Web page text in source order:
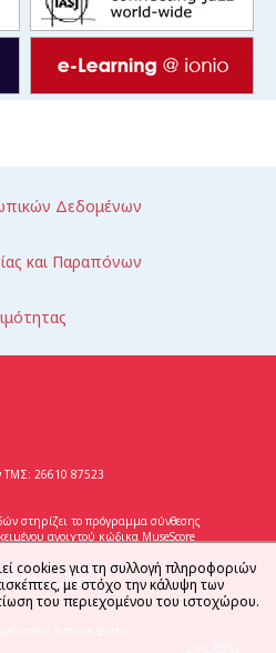
Δεδομένων
και Παραπόνων
ΤΜΣ: 26610 87523
στηρίζει το πρόγραμμα σύνθεσης
ανοιχτού κώδικα MuseScore
cookies για τη συλλογή πληροφοριών
με στόχο την κάλυψη των
του περιεχομένου του ιστοχώρου.